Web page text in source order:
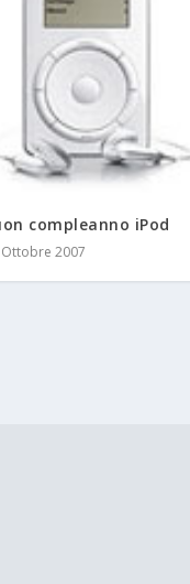
compleanno iPod
2007